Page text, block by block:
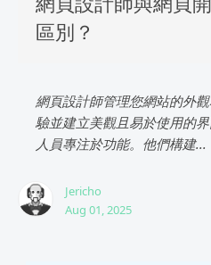
區別？
網頁設計師管理您網站的外
驗並建立美觀且易於使用的
人員專注於功能。他們構建...
Jericho
Aug 01, 2025